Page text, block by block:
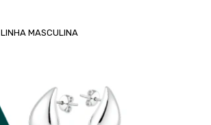
LINHA MASCULINA